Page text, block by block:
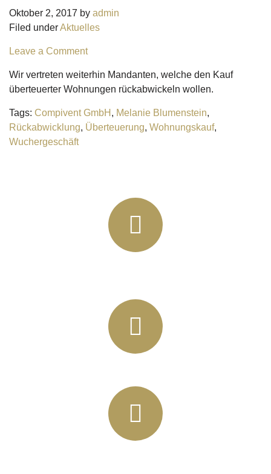
Oktober 2, 2017 by admin
Filed underAktuelles
Leave a Comment
Wir vertreten weiterhin Mandanten, welche den Kauf
überteuerter Wohnungen rückabwickeln wollen.
Tags: Compivent GmbH , Melanie Blumenstein,
Rückabwicklung, Überteuerung, Wohnungskauf,
Wuchergeschäft